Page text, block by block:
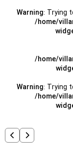
Warning: Trying
/home/
/home/
Warning: Trying
/home/